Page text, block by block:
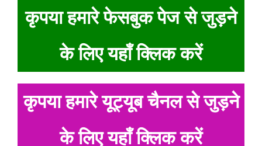
कृपया हमारे फेसबुक पेज से जुड़ने
के लिए यहाँ क्लिक करें
कृपया हमारे यूट्यूब चैनल से जुड़ने
के लिए यहाँ क्लिक करें